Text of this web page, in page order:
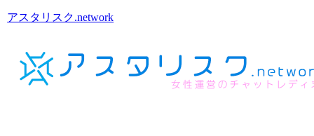
アスタリスク.network